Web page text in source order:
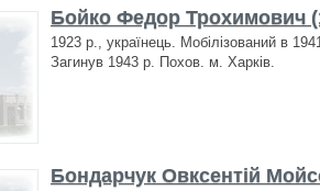
Бойко Федор Трохимович
1923 р., українець. Мобілізований в
Загинув 1943 р. Похов. м. Харків.
Бондарчук Овксентій